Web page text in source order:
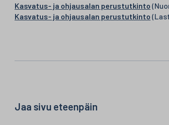
Kasvatus- ja ohjausalan perustutkinto
Kasvatus- ja ohjausalan perustutkinto
Jaa sivu eteenpäin